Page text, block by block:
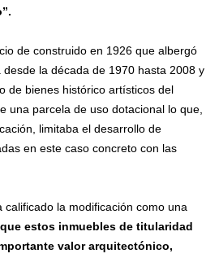
de construido en 1926 que albergó
la década de 1970 hasta 2008 y
de bienes histórico artísticos del
una parcela de uso dotacional lo que,
limitaba el desarrollo de
en este caso concreto con las
calificado la modificación como una
estos inmuebles de titularidad
valor arquitectónico,